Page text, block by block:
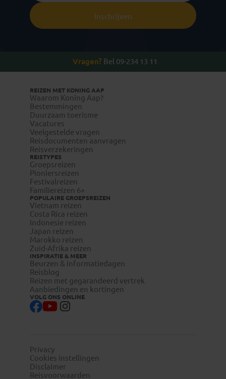
Inschrijven
Vragen? Bel 09-234 13 11
REIZEN MET KONING AAP
Waarom Koning Aap?
Bestemmingen
Duurzaam toerisme
Vacatures
Veelgestelde vragen
Reisdocumenten aanvragen
Reisverzekeringen
REISTYPES
Groepsreizen
Pioniersreizen
Festivalreizen
Familiereizen 6+
POPULAIRE GROEPSREIZEN
Vietnam reizen
Costa Rica reizen
Indonesie reizen
Japan reizen
Marokko reizen
Zuid-Afrika reizen
INSPIRATIE & MEER
Beurzen & informatiedagen
Reisblog
Reizen met gegarandeerd vertrek
Aanbiedingen en kortingen
VOLG ONS ONLINE
Privacy
Cookies instellingen
Disclaimer
Reisvoorwaarden